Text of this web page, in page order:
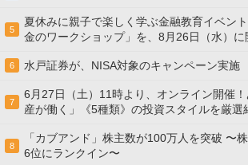
5
夏休みに親子で楽しく学ぶ金融教育イベン
金のワークショップ」を、8月26日（水）に
6 水戸証券が、NISA対象のキャンペーン実施
7
6月27日（土）11時より、オンライン開催
産が働く」《5種類》の投資スタイルを厳選
8
「カブアンド」株主数が100万人を突破 〜
6位にランクイン〜